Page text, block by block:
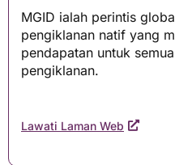
MGID ialah perintis
pengiklanan natif yang
pendapatan untuk
pengiklanan.
Lawati Laman Web